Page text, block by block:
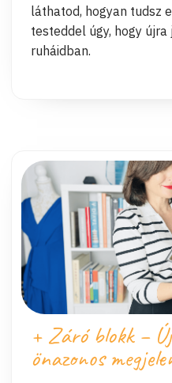
láthatod, hogyan tudsz
testeddel úgy, hogy
ruháidban.
+ Záró blokk –
önazonos